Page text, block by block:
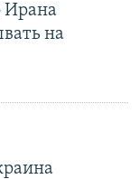
Ирана
на